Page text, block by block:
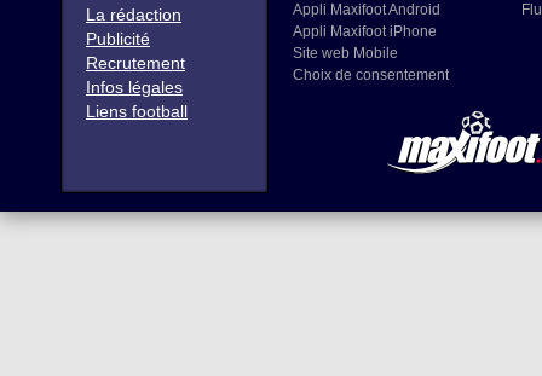
La rédaction
Publicité
Recrutement
Infos légales
Liens football
Appli Maxifoot Android
Appli Maxifoot iPhone
Site web Mobile
Choix de consentement